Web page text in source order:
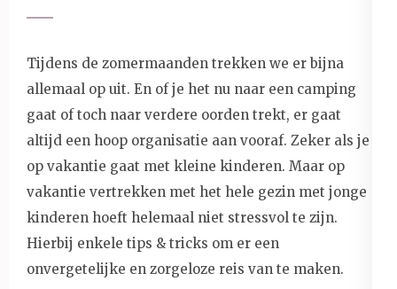
Tijdens de zomermaanden trekken we er bijna
allemaal op uit. En of je het nu naar een camping
gaat of toch naar verdere oorden trekt, er gaat
altijd een hoop organisatie aan vooraf. Zeker als je
op vakantie gaat met kleine kinderen. Maar op
vakantie vertrekken met het hele gezin met jonge
kinderen hoeft helemaal niet stressvol te zijn.
Hierbij enkele tips & tricks om er een
onvergetelijke en zorgeloze reis van te maken.